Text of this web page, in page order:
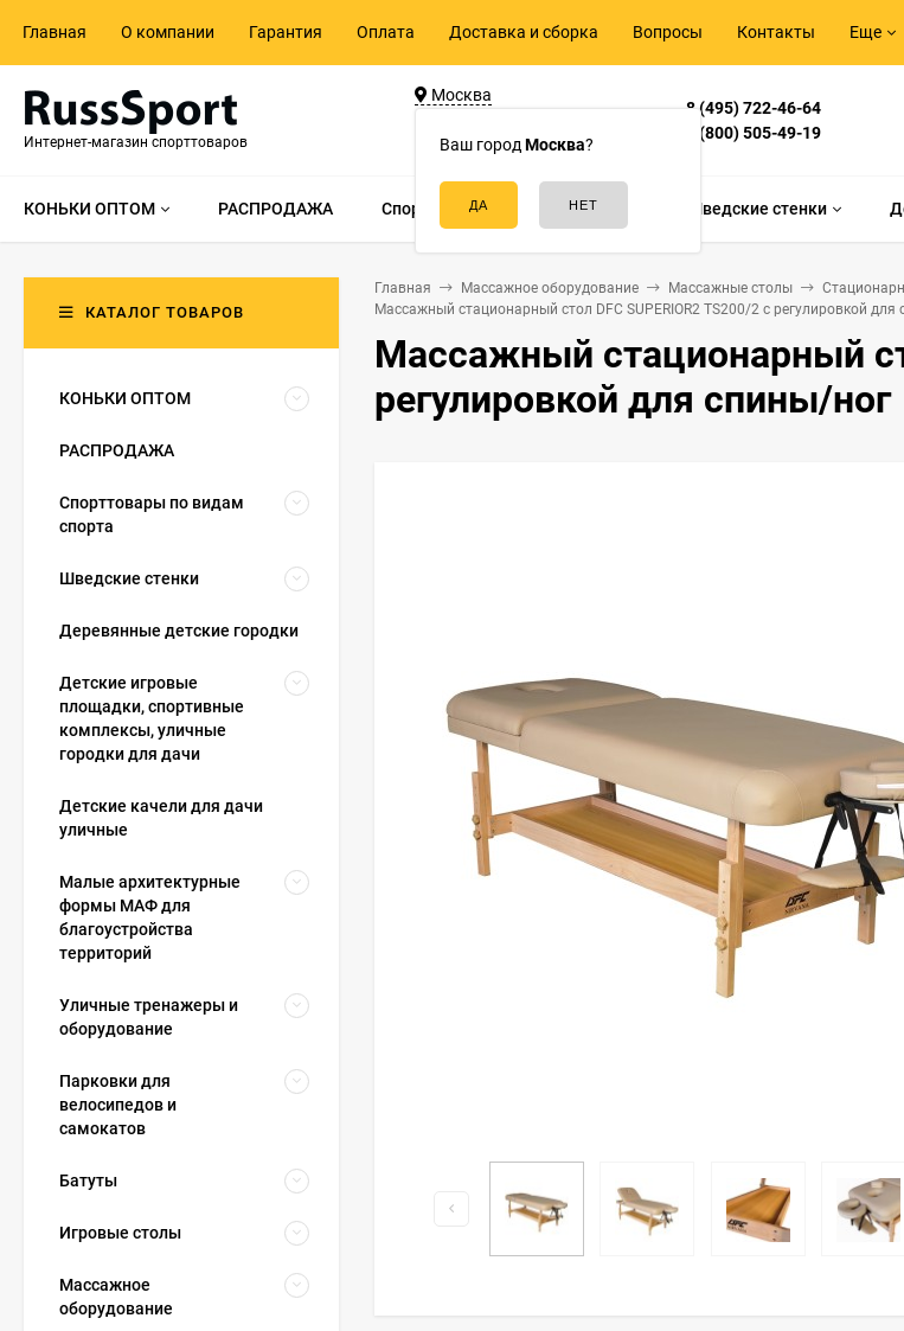
Главная О компании Гарантия Оплата Доставка и сборка Вопросы Контакты Еще
Интернет-магазин спорттоваров
Москва
Ваш город Москва?
д.55, стр.1
8 (495) 722-46-64
8 (800) 505-49-19
КОНЬКИ ОПТОМ РАСПРОДАЖА Спорттовары по видам спорта Шведские стенки
Главная Массажное оборудование Массажные столы
Массажный стационарный стол DFC SUPERIOR2 TS200/2 с регулировкой для
Массажный стационарный
регулировкой для спины/ног
КАТАЛОГ ТОВАРОВ
КОНЬКИ ОПТОМ
РАСПРОДАЖА
Спорттовары по видам
спорта
Шведские стенки
Деревянные детские городки
Детские игровые
площадки, спортивные
комплексы, уличные
городки для дачи
Детские качели для дачи
уличные
Малые архитектурные
формы МАФ для
благоустройства
территорий
Уличные тренажеры и
оборудование
Парковки для
велосипедов и
самокатов
Батуты
Игровые столы
Массажное
оборудование